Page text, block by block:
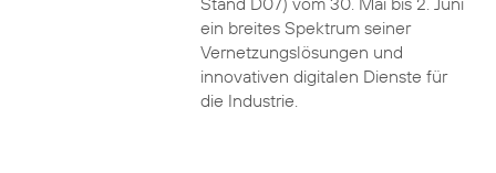
ein breites Spektrum seiner
Vernetzungslösungen und
innovativen digitalen Dienste für
die Industrie.